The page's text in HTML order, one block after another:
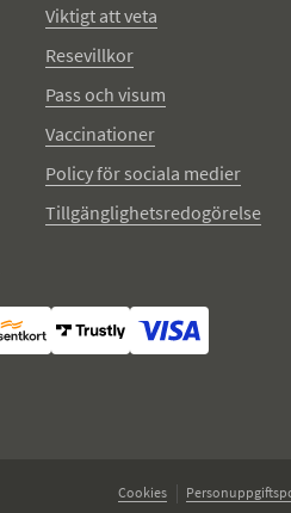
Viktigt att veta
Resevillkor
Pass och visum
Vaccinationer
Policy för sociala medier
Tillgänglighetsredogörelse
Cookies